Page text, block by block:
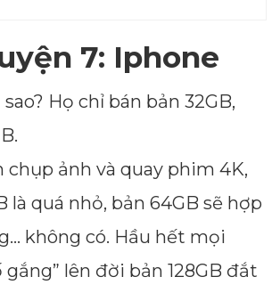
7: Iphone
Họ chỉ bán bản 32GB,
chụp ảnh và quay phim 4K,
là quá nhỏ, bản 64GB sẽ hợp
không có. Hầu hết mọi
gắng” lên đời bản 128GB đắt